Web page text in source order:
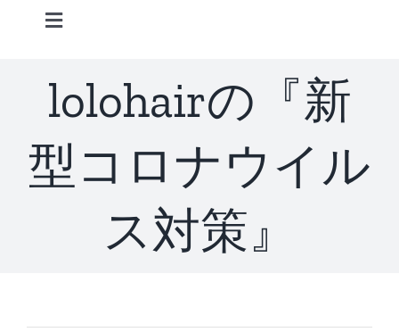
Toggle
STAFF
CONCEPT
lolohairの『新
型コロナウイル
ス対策』